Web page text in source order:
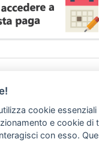
| C. F. 94164020482
di soli messaggi di posta elettronica
cookie essenziali
e cookie di
con esso.